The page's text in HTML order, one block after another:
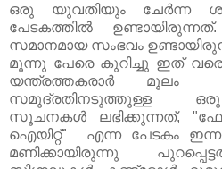
ഒരു യുവതിയും ചേർന്ന
പേടകത്തിൽ
സമാനമായ സംഭവം
മൂന്നു പേരെ കുറിച്ചു ഇത് വരെ
യന്ത്രത്തകരാർ
സമുദ്രതിനടുത്തുള്ള ഒരു
സൂചനകൾ ലഭിക്കുന്നത്,
ഐയിറ്റ്" എന്ന പേടകം
മണിക്കായിരുന്നു